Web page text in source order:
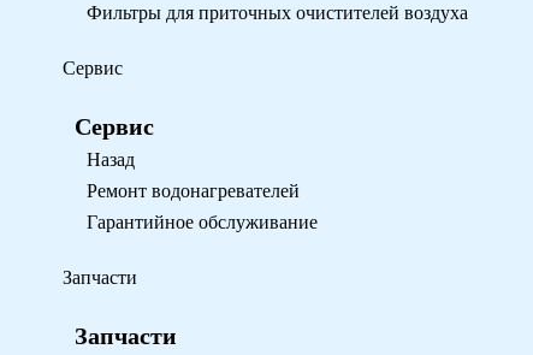
Фильтры для приточных очистителей воздуха
Сервис
Сервис
Назад
Ремонт водонагревателей
Гарантийное обслуживание
Запчасти
Запчасти